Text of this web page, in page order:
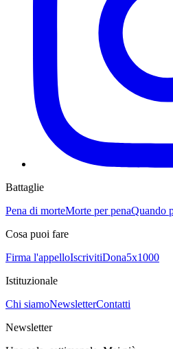
Battaglie
Pena di morteMorte per penaQuando
Cosa puoi fare
Firma l'appelloIscrivitiDona5x1000
Istituzionale
Chi siamoNewsletterContatti
Newsletter